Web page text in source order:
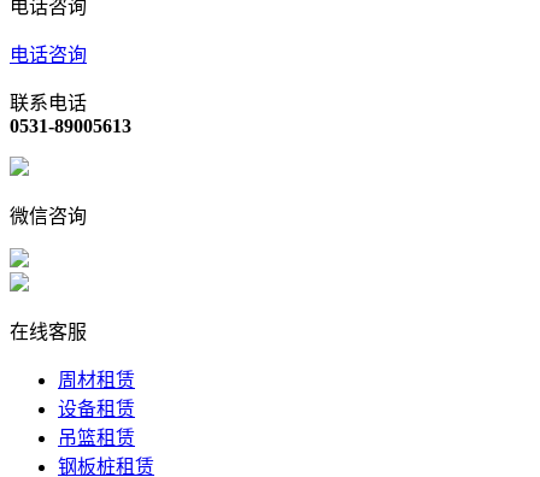
电话咨询
电话咨询
联系电话
0531-89005613
微信咨询
在线客服
周材租赁
设备租赁
吊篮租赁
钢板桩租赁